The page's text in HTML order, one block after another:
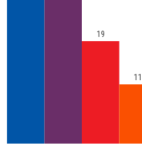
19
11